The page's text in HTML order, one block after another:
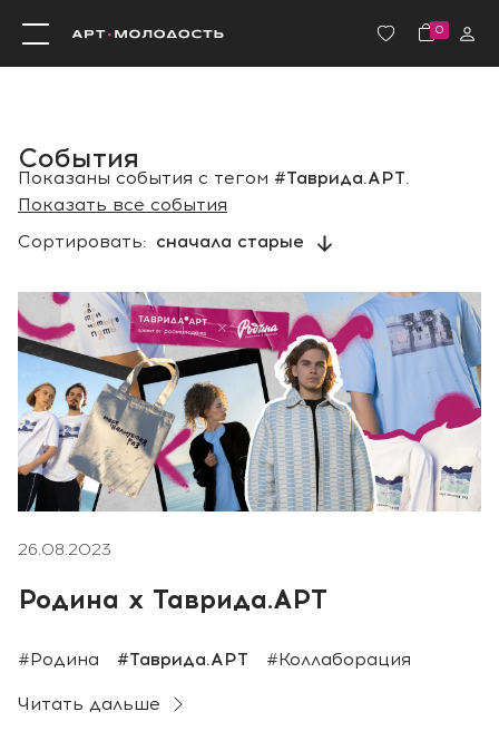
0
События
Показаны события с тегом #Таврида.АРТ.
Показать все события
Сортировать: сначала старые
26.08.2023
Родина х Таврида.АРТ
#Родина #Таврида.АРТ #Коллаборация
Читать дальше